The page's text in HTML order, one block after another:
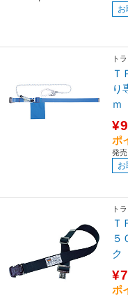
お
ト
Ｔ
り
ｍ
ポ
発
お
ト
Ｔ
５
ク
ポ